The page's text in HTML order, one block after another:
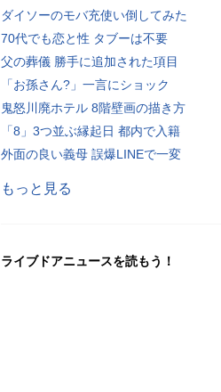
ダイソーのモバ充使い倒してみた
70代でも恋と性 タブーは不要
父の葬儀 勝手に追加された項目
「お孫さん?」一言にショック
鬼怒川廃ホテル 8階壁画の描き方
「8」3つ並ぶ縁起日 都内で入籍
外面の良い義母 誤爆LINEで一変
もっと見る
ライブドアニュースを読もう！